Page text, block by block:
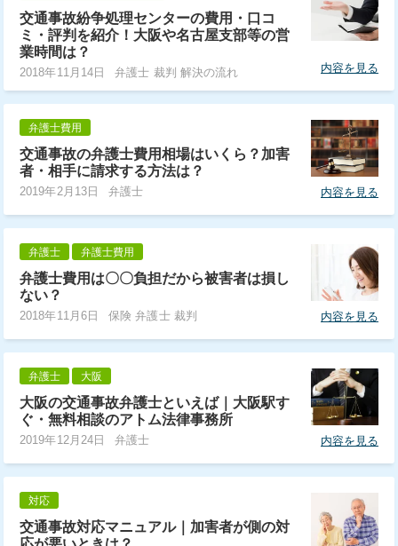
交通事故紛争処理センターの費用・口コ
ミ・評判を紹介！大阪や名古屋支部等の営
業時間は？
2018年11月14日 弁護士 裁判 解決の流れ 内容を見る
弁護士費用
交通事故の弁護士費用相場はいくら？加害
者・相手に請求する方法は？
2019年2月13日 弁護士 内容を見る
弁護士 弁護士費用
弁護士費用は〇〇負担だから被害者は損し
ない？
2018年11月6日 保険 弁護士 裁判 内容を見る
弁護士 大阪
大阪の交通事故弁護士といえば｜大阪駅す
ぐ・無料相談のアトム法律事務所
2019年12月24日 弁護士 内容を見る
対応
交通事故対応マニュアル｜加害者が側の対